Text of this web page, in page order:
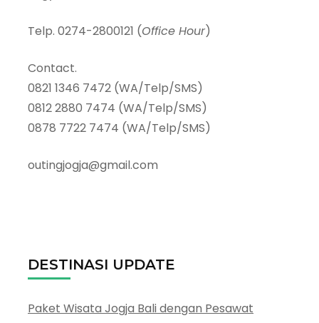
Telp. 0274-2800121 (Office Hour)
Contact.
0821 1346 7472 (WA/Telp/SMS)
0812 2880 7474 (WA/Telp/SMS)
0878 7722 7474 (WA/Telp/SMS)
outingjogja@gmail.com
DESTINASI UPDATE
Paket Wisata Jogja Bali dengan Pesawat